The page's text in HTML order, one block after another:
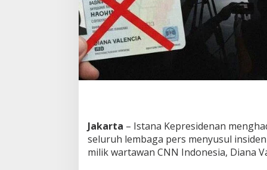
n
y
a
k
I
s
t
a
Jakarta – Istana Kepresidenan
seluruh lembaga pers menyusul
milik wartawan CNN Indonesia, Diana